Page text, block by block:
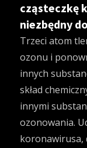
cząsteczkę
niezbędny
Trzeci atom
ozonu i
innych
skład
innymi
ozonowania.
koronawirusa,